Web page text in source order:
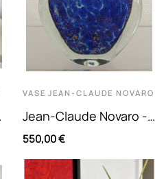
VASE JEAN-CLAUDE NOVARO
Jean-Claude Novaro -
Vase À Panse Plate À
Col Haut En Verre
550,00 €